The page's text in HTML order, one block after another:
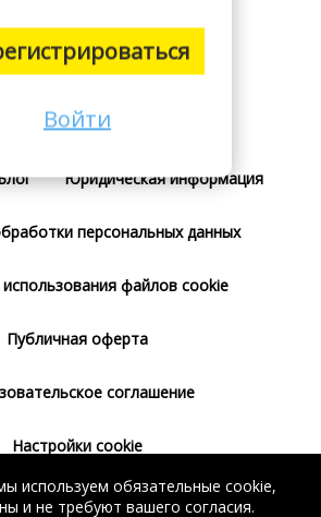
Войти
Тарифы
Юридическая информация
персональных данных
файлов cookie
Публичная оферта
соглашение
Настройки cookie
на использование сервиса
используем обязательные cookie,
и не требуют вашего согласия.